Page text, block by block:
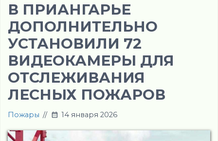
В ПРИАНГАРЬЕ
ДОПОЛНИТЕЛЬНО
УСТАНОВИЛИ 72
ВИДЕОКАМЕРЫ ДЛЯ
ОТСЛЕЖИВАНИЯ
ЛЕСНЫХ ПОЖАРОВ
Пожары // 14 января 2026